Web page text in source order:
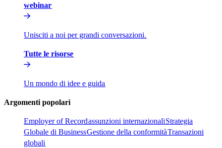
webinar​​
Unisciti a noi per grandi conversazioni.​​
Tutte le risorse​​
Un mondo di idee e guida​​
Argomenti popolari​​
Employer of Record​​assunzioni internazionali​​Strategia
Globale di Business​​Gestione della conformità​​Transazioni
globali​​